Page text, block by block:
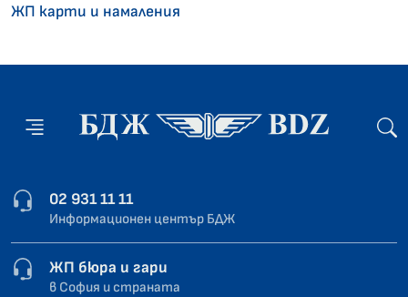
ЖП карти и намаления
02 931 11 11
Информационен център БДЖ
ЖП бюра и гари
в София и страната